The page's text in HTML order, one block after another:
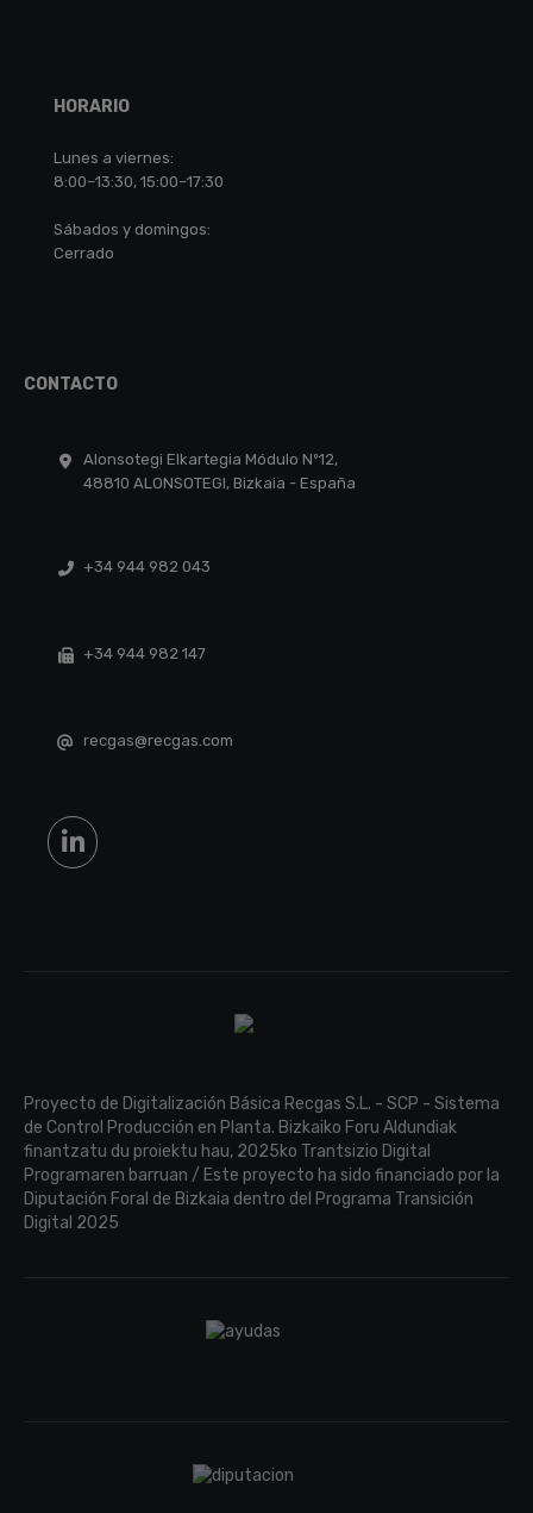
HORARIO
Lunes a viernes:
8:00–13:30, 15:00–17:30
Sábados y domingos:
Cerrado
CONTACTO
Alonsotegi Elkartegia Módulo Nº12,
48810 ALONSOTEGI, Bizkaia - España
+34 944 982 043
+34 944 982 147
recgas@recgas.com
Proyecto de Digitalización Básica Recgas S.L. - SCP - Sistema
de Control Producción en Planta. Bizkaiko Foru Aldundiak
finantzatu du proiektu hau, 2025ko Trantsizio Digital
Programaren barruan / Este proyecto ha sido financiado por la
Diputación Foral de Bizkaia dentro del Programa Transición
Digital 2025